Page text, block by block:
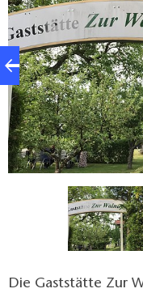
Die Gaststätte Zur